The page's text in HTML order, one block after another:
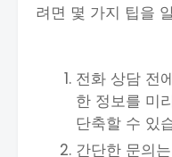
려면 몇 가지 팁을
전화 상담 전
한 정보를 미
단축할 수 있
간단한 문의